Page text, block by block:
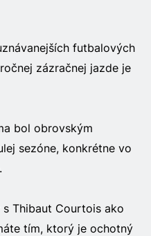
futbalových
zázračnej jazde je
bol obrovským
sezóne, konkrétne vo
Thibaut Courtois ako
tím, ktorý je ochotný